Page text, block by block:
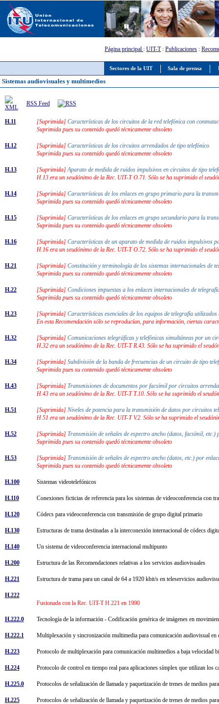
Sectores de la UIT Sala de prensa
Página principal : UIT-T: Publicaciones :
Sistemas audiovisuales y multimedios
RSS Feed
H.11 [Suprimida] Características de los circuitos de la red telefónica con
Suprimida pues su contenido quedó técnicamente obsoleto
H.12 [Suprimida] Características de los circuitos arrendados de tipo telefónico
Suprimida pues su contenido quedó técnicamente obsoleto
H.13 [Suprimida] Aparato de medida de ruidos impulsivos en circuitos de tipo
H.13 era un seudónimo de la Rec. UIT-T O.71. Sólo se ha suprimido el
H.14 [Suprimida] Características de los enlaces en grupo primario para la
Suprimida pues su contenido quedó técnicamente obsoleto
H.15 [Suprimida] Características de los enlaces en grupo secundario para la
Suprimida pues su contenido quedó técnicamente obsoleto
H.16 [Suprimida] Características de un aparato de medida de ruidos impulsivos
H.16 era un seudónimo de la Rec. UIT-T O.72. Sólo se ha suprimido el
H.21 [Suprimida] Constitución y terminología de los sistemas internacionales de
Suprimida pues su contenido quedó técnicamente obsoleto
H.22 [Suprimida] Condiciones impuestas a los enlaces internacionales de
Suprimida pues su contenido quedó técnicamente obsoleto
H.23 [Suprimida] Características esenciales de los equipos de telegrafía
En esta Recomendación sólo se reproducían, para información, ciertas
H.32 [Suprimida] Comunicaciones telegráficas y telefónicas simultáneas por un
H.32 era un seudónimo de la Rec. UIT-T R.43. Sólo se ha suprimido el
H.34 [Suprimida] Subdivisión de la banda de frecuencias de un circuito de tipo
Suprimida pues su contenido quedó técnicamente obsoleto
H.43 [Suprimida] Transmisiones de documentos por facsímil por circuitos
H.43 era un seudónimo de la Rec. UIT-T T.10. Sólo se ha suprimido el
H.51 [Suprimida] Niveles de potencia para la transmisión de datos por circuitos
H.51 era un seudónimo de la Rec. UIT-T V.2. Sólo se ha suprimido el
H.52 [Suprimida] Transmisión de señales de espectro ancho (datos, facsímil,
Suprimida pues su contenido quedó técnicamente obsoleto
H.53 [Suprimida] Transmisión de señales de espectro ancho (datos, etc.) por
Suprimida pues su contenido quedó técnicamente obsoleto
H.100 Sistemas videotelefónicos
H.110 Conexiones ficticias de referencia para los sistemas de videoconferencia con
H.120 Códecs para videoconferencia con transmisión de grupo digital primario
H.130 Estructuras de trama destinadas a la interconexión internacional de códecs
H.140 Un sistema de videoconferencia internacional multipunto
H.200 Estructura de las Recomendaciones relativas a los servicios audiovisuales
H.221 Estructura de trama para un canal de 64 a 1920 kbit/s en teleservicios
H.222
Fusionada con la Rec. UIT-T H.221 en 1990
H.222.0 Tecnología de la información - Codificación genérica de imágenes en
H.222.1 Multiplexación y sincronización multimedia para comunicación audiovisual
H.223 Protocolo de multiplexación para comunicación multimedios a baja velocidad
H.224 Protocolo de control en tiempo real para aplicaciones símplex que utilizan
H.225.0 Protocolos de señalización de llamada y paquetización de trenes de medios
H.225 Protocolos de señalización de llamada y paquetización de trenes de medios